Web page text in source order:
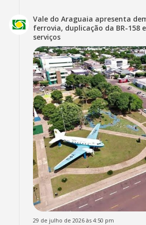
Vale do Araguaia apresenta
ferrovia, duplicação da BR-158
serviços
29 de julho de 2026 às 4:50 pm